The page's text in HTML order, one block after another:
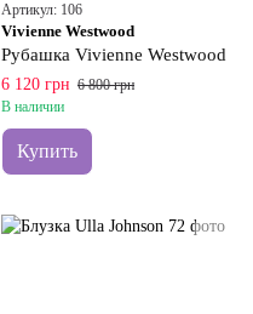
Артикул: 106
Vivienne Westwood
Рубашка Vivienne Westwood
6 120 грн 6 800 грн
В наличии
Купить